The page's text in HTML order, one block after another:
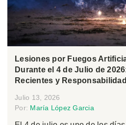
Lesiones por Fuegos
Durante el 4 de Julio de
Recientes y
Julio 13, 2026
Por: María López Garcia